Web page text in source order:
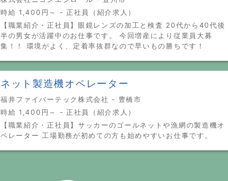
時給 1,400円～ - 正社員（紹介求人）
【職業紹介・正社員】眼鏡レンズの加工と検査 20代から40代後
半の男女が活躍中のお仕事です。 今回増産により従業員大募
集！！ 環境がよく、定着率抜群なので早いもの勝ちです！
ネット製造機オペレーター
福井ファイバーテック株式会社 - 豊橋市
時給 1,400円～ - 正社員（紹介求人）
【職業紹介・正社員】サッカーのゴールネットや漁網の製造機オ
ペレーター 工場勤務が初めての方も始めやすいお仕事です。